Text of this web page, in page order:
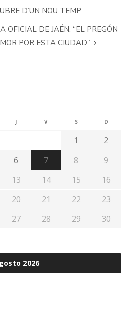
D’UN NOU TEMP
OFICIAL DE JAÉN: “EL PREGÓN
POR ESTA CIUDAD”
2026
J V S D
1
2
6 7 8
9
13 14 15
16
20 21 22
23
27 28 29
30